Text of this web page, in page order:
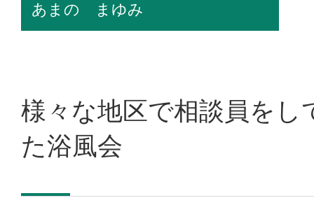
交通アクセス
プライバシーポリシー
あまの まゆみ
様々な地区で相談員をし
た浴風会